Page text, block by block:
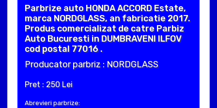
Parbrize auto HONDA ACCORD Estate,
marca NORDGLASS, an fabricatie 2017.
Produs comercializat de catre Parbiz
Auto Bucuresti in DUMBRAVENI ILFOV
cod postal 77016 .
Producator parbriz : NORDGLASS
Pret : 250 Lei
Abrevieri parbrize: